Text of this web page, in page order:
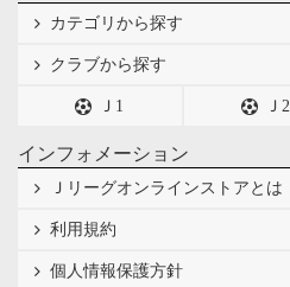
カテゴリから探す
クラブから探す
Ｊ1 Ｊ2
インフォメーション
Ｊリーグオンラインストアとは
利用規約
個人情報保護方針